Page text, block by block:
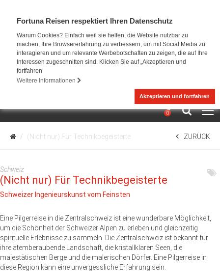
Fortuna Reisen respektiert Ihren Datenschutz
Warum Cookies? Einfach weil sie helfen, die Website nutzbar zu
machen, Ihre Browsererfahrung zu verbessern, um mit Social Media zu
interagieren und um relevante Werbebotschaften zu zeigen, die auf Ihre
Interessen zugeschnitten sind. Klicken Sie auf „Akzeptieren und
fortfahren
Weitere Informationen
Akzeptieren und fortfahren
0
(Nicht nur) Für Technikbegeisterte ZURÜCK
Schweiz
(Nicht nur) Für Technikbegeisterte
Schweizer Ingenieurskunst vom Feinsten
Eine Pilgerreise in die Zentralschweiz ist eine wunderbare Möglichkeit,
um die Schönheit der Schweizer Alpen zu erleben und gleichzeitig
spirituelle Erlebnisse zu sammeln. Die Zentralschweiz ist bekannt für
ihre atemberaubende Landschaft, die kristallklaren Seen, die
majestätischen Berge und die malerischen Dörfer. Eine Pilgerreise in
diese Region kann eine unvergessliche Erfahrung sein.